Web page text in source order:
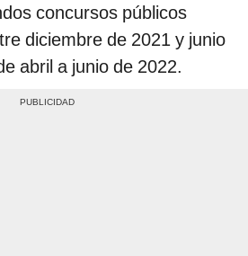
concursos públicos
diciembre de 2021 y junio
abril a junio de 2022.